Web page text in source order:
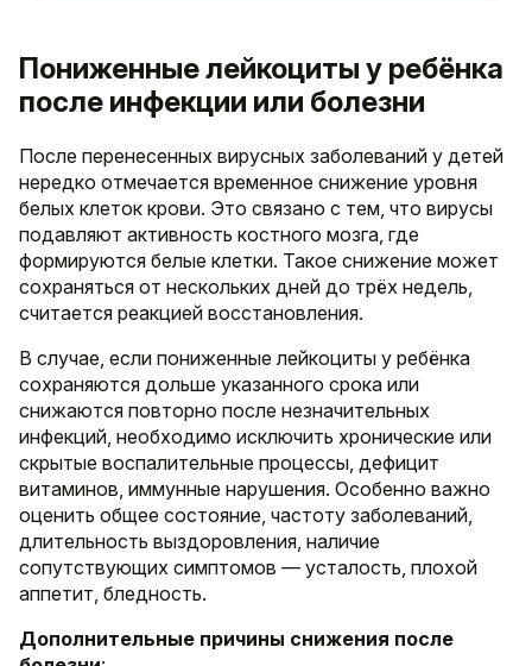
Пониженные лейкоциты у ребёнка
после инфекции или болезни
После перенесенных вирусных заболеваний у детей
нередко отмечается временное снижение уровня
белых клеток крови. Это связано с тем, что вирусы
подавляют активность костного мозга, где
формируются белые клетки. Такое снижение может
сохраняться от нескольких дней до трёх недель,
считается реакцией восстановления.
В случае, если пониженные лейкоциты у ребёнка
сохраняются дольше указанного срока или
снижаются повторно после незначительных
инфекций, необходимо исключить хронические или
скрытые воспалительные процессы, дефицит
витаминов, иммунные нарушения. Особенно важно
оценить общее состояние, частоту заболеваний,
длительность выздоровления, наличие
сопутствующих симптомов — усталость, плохой
аппетит, бледность.
Дополнительные причины снижения после